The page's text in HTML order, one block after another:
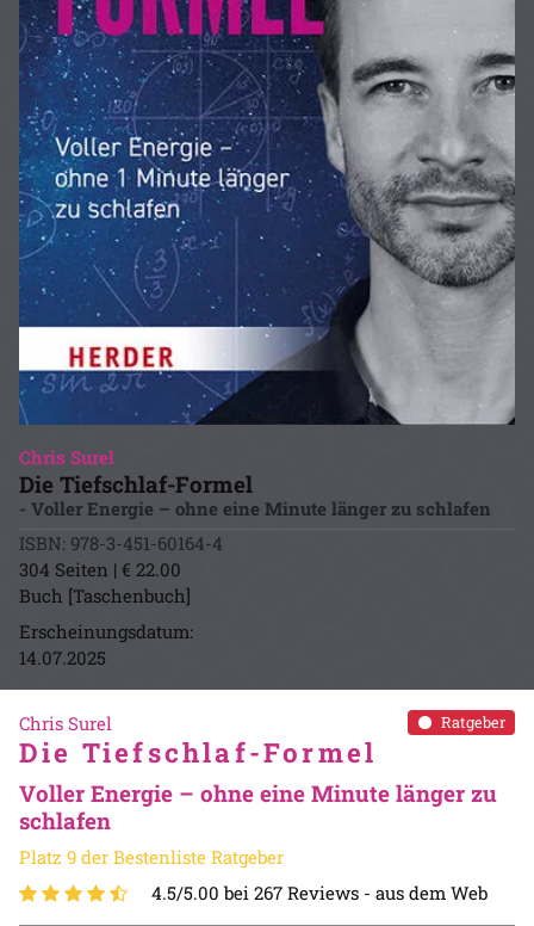
Chris Surel
Die Tiefschlaf-Formel
- Voller Energie – ohne eine Minute länger zu schlafen
ISBN: 978-3-451-60164-4
304 Seiten | € 22.00
Buch [Taschenbuch]
Erscheinungsdatum:
14.07.2025
Ratgeber
Chris Surel
Die Tiefschlaf-Formel
Voller Energie – ohne eine Minute länger zu
schlafen
Platz 9 der Bestenliste Ratgeber
4.5/5.00 bei 267 Reviews - aus dem Web